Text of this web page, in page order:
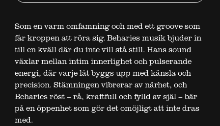
Som en varm omfamning och med ett groove som
får kroppen att röra sig. Beharies musik bjuder in
till en kväll där du inte vill stå still. Hans sound
växlar mellan intim innerlighet och pulserande
energi, där varje låt byggs upp med känsla och
precision. Stämningen vibrerar av närhet, och
Beharies röst – rå, kraftfull och fylld av själ – bär
på en öppenhet som gör det omöjligt att inte dras
med.